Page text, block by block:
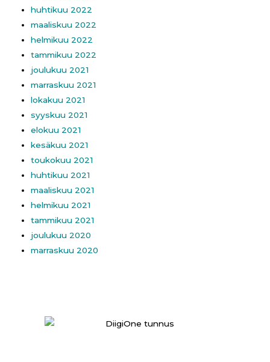
huhtikuu 2022
maaliskuu 2022
helmikuu 2022
tammikuu 2022
joulukuu 2021
marraskuu 2021
lokakuu 2021
syyskuu 2021
elokuu 2021
kesäkuu 2021
toukokuu 2021
huhtikuu 2021
maaliskuu 2021
helmikuu 2021
tammikuu 2021
joulukuu 2020
marraskuu 2020